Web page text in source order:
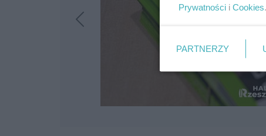
Prywatności i Cookies
PARTNERZY